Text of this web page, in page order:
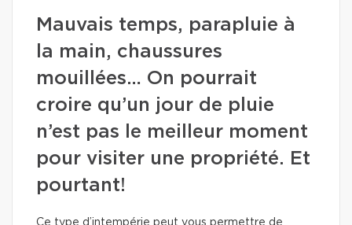
Mauvais temps, parapluie à
la main, chaussures
mouillées… On pourrait
croire qu’un jour de pluie
n’est pas le meilleur moment
pour visiter une propriété. Et
pourtant!
Ce type d’intempérie peut vous permettre de